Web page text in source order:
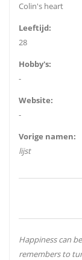
Colin's heart
Leeftijd:
28
Hobby's:
-
Website:
-
Vorige namen:
lijst
Happiness can
remembers to